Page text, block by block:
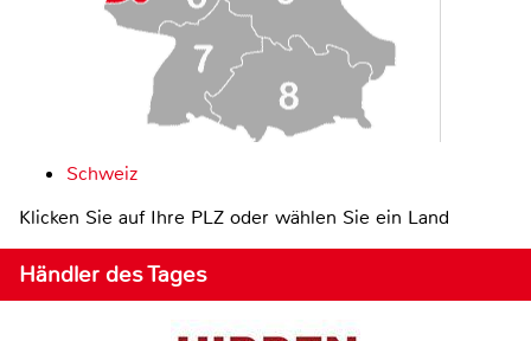
Schweiz
Klicken Sie auf Ihre PLZ oder wählen Sie ein Land
Händler des Tages